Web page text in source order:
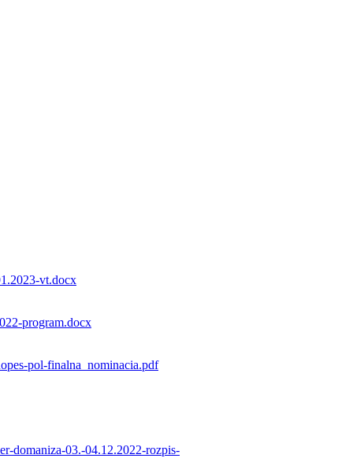
vt.docx
program.docx
pol-finalna_nominacia.pdf
domaniza-03.-04.12.2022-rozpis-